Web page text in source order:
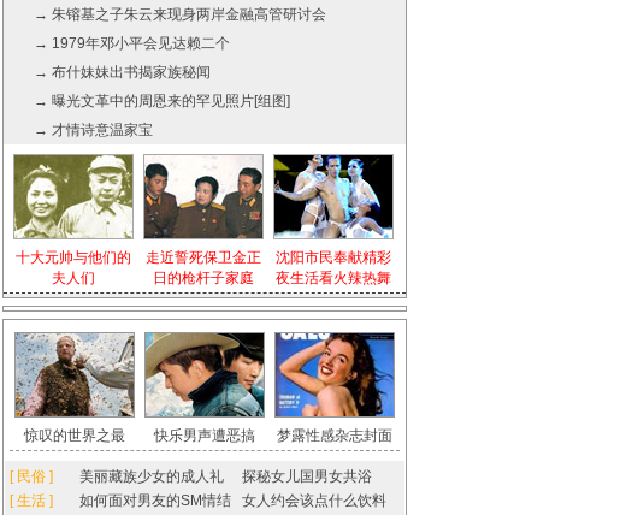
→ 朱镕基之子朱云来现身两岸金融高管研讨会
→ 1979年邓小平会见达赖二个
→ 布什妹妹出书揭家族秘闻
→ 曝光文革中的周恩来的罕见照片[组图]
→ 才情诗意温家宝
十大元帅与他们的
夫人们
走近誓死保卫金正
日的枪杆子家庭
沈阳市民奉献精彩
夜生活看火辣热舞
惊叹的世界之最 快乐男声遭恶搞 梦露性感杂志封面
[ 民俗 ]
[生活 ]
美丽藏族少女的成人礼
探秘女儿国男女共浴
如何面对男友的SM情结
女人约会该点什么饮料